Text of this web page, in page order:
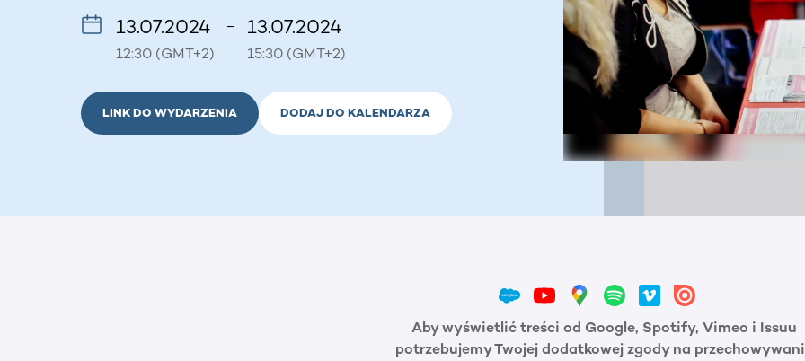
13.07.2024
12:30 (GMT+2)
– 13.07.2024
15:30 (GMT+2)
LINK DO WYDARZENIA DODAJ DO KALENDARZA
Aby wyświetlić treści od Google, Spotify, Vimeo i Issuu
potrzebujemy Twojej dodatkowej zgody na